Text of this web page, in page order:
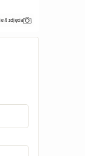
4 zdjęcia